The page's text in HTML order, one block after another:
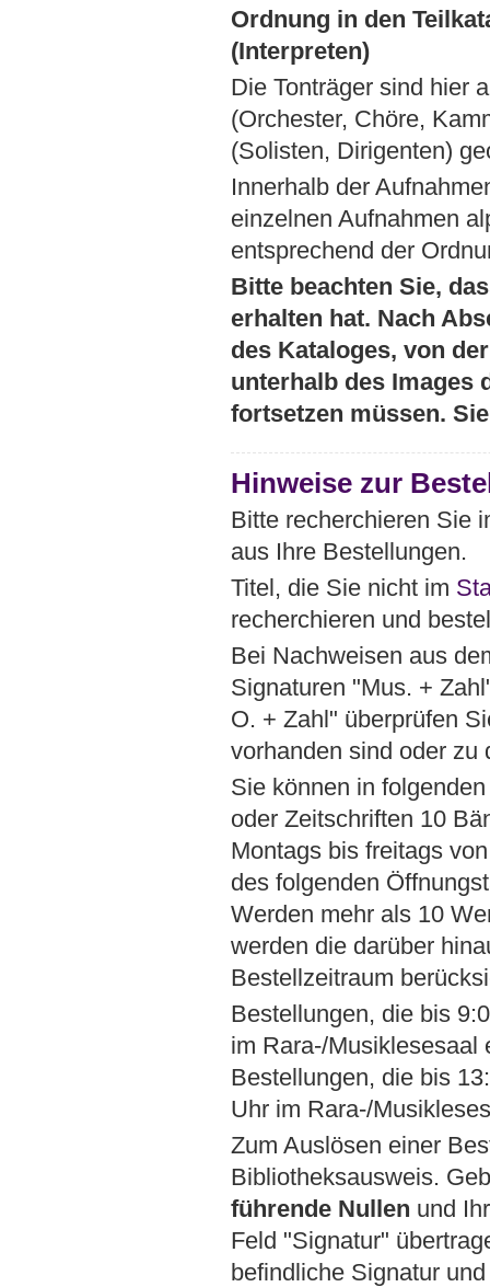
Ordnung in den
(Interpreten)
Die Tonträger sind hier
(Orchester, Chöre,
(Solisten, Dirigenten)
Innerhalb der
einzelnen Aufnahmen
entsprechend der
Bitte beachten Sie,
erhalten hat. Nach
des Kataloges, von
unterhalb des Images
fortsetzen müssen.
Hinweise zur
Bitte recherchieren Sie
aus Ihre Bestellungen.
Titel, die Sie nicht im
recherchieren und
Bei Nachweisen aus
Signaturen "Mus. +
O. + Zahl" überprüfen
vorhanden sind oder zu
Sie können in
oder Zeitschriften 10
Montags bis freitags
des folgenden
Werden mehr als 10
werden die darüber
Bestellzeitraum
Bestellungen, die bis
im Rara-/Musiklesesaal
Bestellungen, die bis
Uhr im Rara-/
Zum Auslösen einer
Bibliotheksausweis.
führende Nullen und
Feld "Signatur"
befindliche Signatur